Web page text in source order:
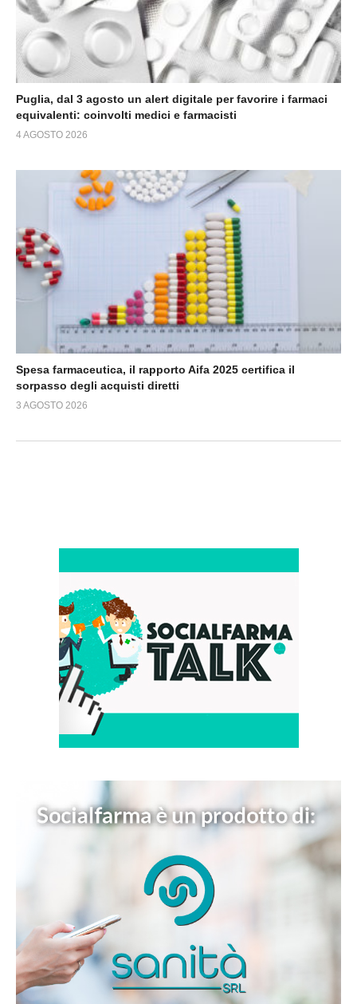
Puglia, dal 3 agosto un alert digitale per favorire i farmaci
equivalenti: coinvolti medici e farmacisti
4 AGOSTO 2026
Spesa farmaceutica, il rapporto Aifa 2025 certifica il
sorpasso degli acquisti diretti
3 AGOSTO 2026